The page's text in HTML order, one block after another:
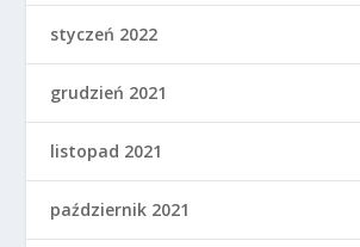
styczeń 2022
grudzień 2021
listopad 2021
październik 2021